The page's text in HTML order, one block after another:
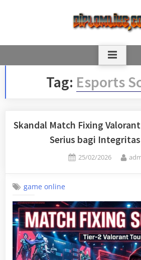
Tag: Esports
Skandal Match Fixing
Serius bagi
Posted
25/02/2026 By
game online